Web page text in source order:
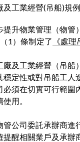
及工業經營(吊船)規
提升物業管理（物管
1）條制定了 《處
廠及工業經營（吊船
穩定性或對吊船工人
必須在切實可行範圍
用。
管公司委託承辦商進
提醒相關業戶及承辦